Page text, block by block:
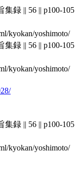
録 || 56 || p100-105
kyokan/yoshimoto/
録 || 56 || p100-105
kyokan/yoshimoto/
録 || 56 || p100-105
kyokan/yoshimoto/